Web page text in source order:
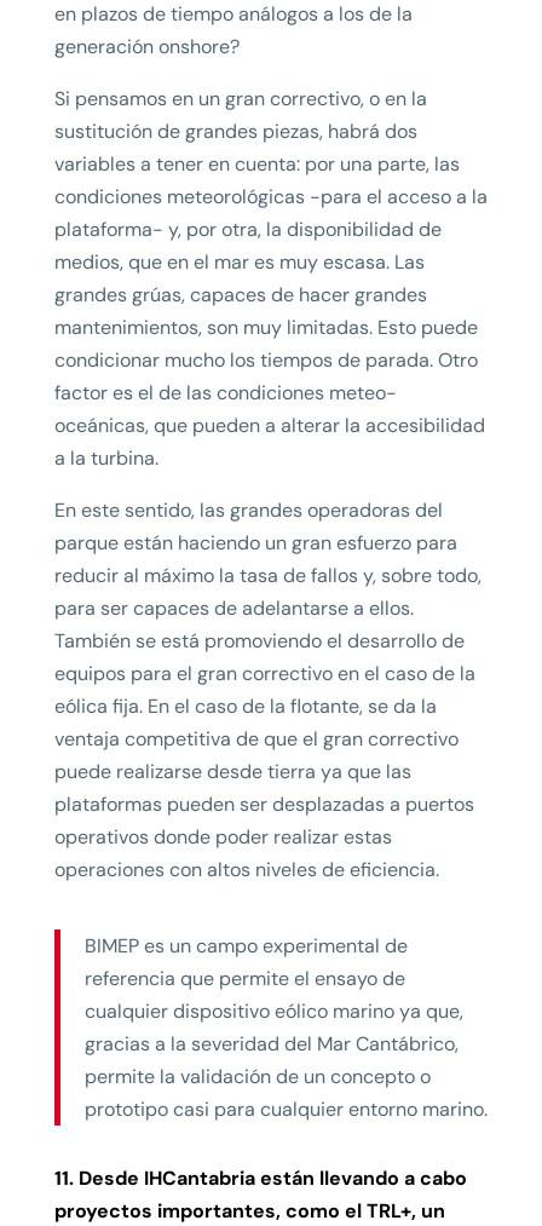
en plazos de tiempo análogos a los de la
generación onshore?
Si pensamos en un gran correctivo, o en la
sustitución de grandes piezas, habrá dos
variables a tener en cuenta: por una parte, las
condiciones meteorológicas -para el acceso a la
plataforma- y, por otra, la disponibilidad de
medios, que en el mar es muy escasa. Las
grandes grúas, capaces de hacer grandes
mantenimientos, son muy limitadas. Esto puede
condicionar mucho los tiempos de parada. Otro
factor es el de las condiciones meteo-
oceánicas, que pueden a alterar la accesibilidad
a la turbina.
En este sentido, las grandes operadoras del
parque están haciendo un gran esfuerzo para
reducir al máximo la tasa de fallos y, sobre todo,
para ser capaces de adelantarse a ellos.
También se está promoviendo el desarrollo de
equipos para el gran correctivo en el caso de la
eólica fija. En el caso de la flotante, se da la
ventaja competitiva de que el gran correctivo
puede realizarse desde tierra ya que las
plataformas pueden ser desplazadas a puertos
operativos donde poder realizar estas
operaciones con altos niveles de eficiencia.
BIMEP es un campo experimental de
referencia que permite el ensayo de
cualquier dispositivo eólico marino ya que,
gracias a la severidad del Mar Cantábrico,
permite la validación de un concepto o
prototipo casi para cualquier entorno marino.
11. Desde IHCantabria están llevando a cabo
proyectos importantes, como el TRL+, un